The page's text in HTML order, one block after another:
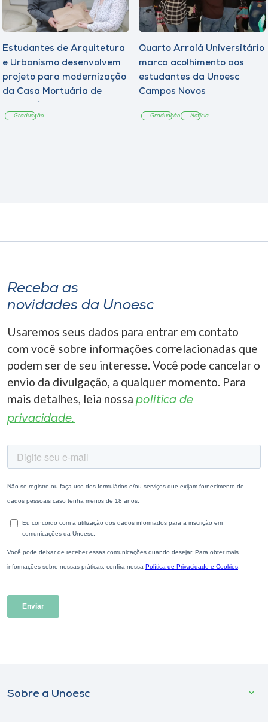
Estudantes de Arquitetura
e Urbanismo desenvolvem
projeto para modernização
da Casa Mortuária de
Graduação
Quarto Arraiá Universitário
marca acolhimento aos
estudantes da Unoesc
Campos Novos
Graduação Notícia
Receba as
novidades da Unoesc
Usaremos seus dados para entrar em contato
com você sobre informações correlacionadas que
podem ser de seu interesse. Você pode cancelar o
envio da divulgação, a qualquer momento. Para
mais detalhes, leia nossa política de
privacidade.
Sobre a Unoesc